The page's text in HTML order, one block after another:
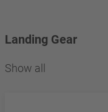
Landing Gear
Show all